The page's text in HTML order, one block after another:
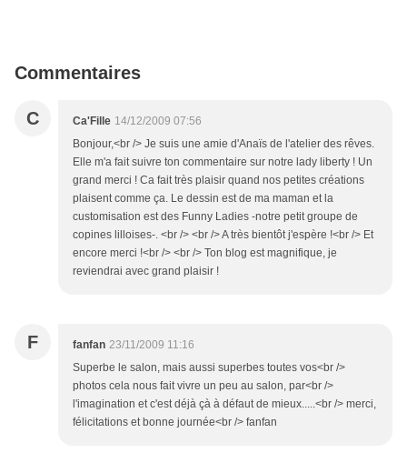
Commentaires
C Ca'Fille 14/12/2009 07:56
Bonjour,<br /> Je suis une amie d'Anaïs de l'atelier des rêves.
Elle m'a fait suivre ton commentaire sur notre lady liberty ! Un
grand merci ! Ca fait très plaisir quand nos petites créations
plaisent comme ça. Le dessin est de ma maman et la
customisation est des Funny Ladies -notre petit groupe de
copines lilloises-. <br /> <br /> A très bientôt j'espère !<br /> Et
encore merci !<br /> <br /> Ton blog est magnifique, je
reviendrai avec grand plaisir !
F fanfan 23/11/2009 11:16
Superbe le salon, mais aussi superbes toutes vos<br />
photos cela nous fait vivre un peu au salon, par<br />
l'imagination et c'est déjà çà à défaut de mieux.....<br /> merci,
félicitations et bonne journée<br /> fanfan